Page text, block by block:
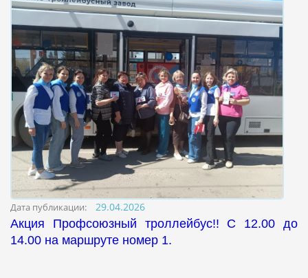
Дата публикации: 29.04.2026
Акция Профсоюзный троллейбус!! С 12.00 до
14.00 на маршруте номер 1.